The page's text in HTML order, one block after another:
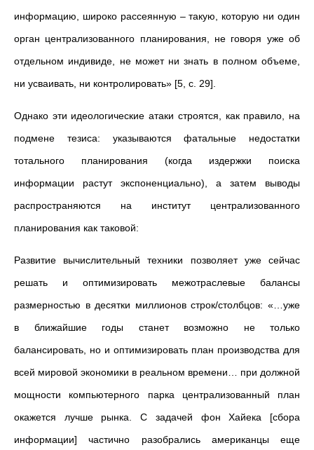
информацию, широко рассеянную – такую, которую ни один
орган централизованного планирования, не говоря уже об
отдельном индивиде, не может ни знать в полном объеме,
ни усваивать, ни контролировать» [5, с. 29].
Однако эти идеологические атаки строятся, как правило, на
подмене тезиса: указываются фатальные недостатки
тотального планирования (когда издержки поиска
информации растут экспоненциально), а затем выводы
распространяются на институт централизованного
планирования как таковой:
Развитие вычислительный техники позволяет уже сейчас
решать и оптимизировать межотраслевые балансы
размерностью в десятки миллионов строк/столбцов: «…уже
в ближайшие годы станет возможно не только
балансировать, но и оптимизировать план производства для
всей мировой экономики в реальном времени… при должной
мощности компьютерного парка централизованный план
окажется лучше рынка. С задачей фон Хайека [сбора
информации] частично разобрались американцы еще